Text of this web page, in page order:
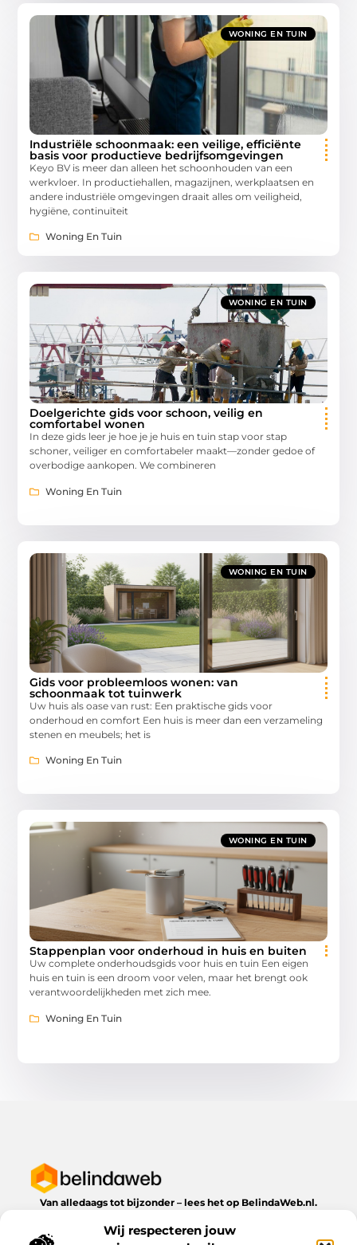
Wij respecteren jouw
WONING EN TUIN
Industriële schoonmaak: een veilige, efficiënte
basis voor productieve bedrijfsomgevingen
Keyo BV is meer dan alleen het schoonhouden van een
werkvloer. In productiehallen, magazijnen, werkplaatsen en
andere industriële omgevingen draait alles om veiligheid,
hygiëne, continuïteit
Woning En Tuin
WONING EN TUIN
Doelgerichte gids voor schoon, veilig en
comfortabel wonen
In deze gids leer je hoe je je huis en tuin stap voor stap
schoner, veiliger en comfortabeler maakt—zonder gedoe of
overbodige aankopen. We combineren
Woning En Tuin
WONING EN TUIN
Gids voor probleemloos wonen: van
schoonmaak tot tuinwerk
Uw huis als oase van rust: Een praktische gids voor
onderhoud en comfort Een huis is meer dan een verzameling
stenen en meubels; het is
Woning En Tuin
WONING EN TUIN
Stappenplan voor onderhoud in huis en buiten
Uw complete onderhoudsgids voor huis en tuin Een eigen
huis en tuin is een droom voor velen, maar het brengt ook
verantwoordelijkheden met zich mee.
Woning En Tuin
Van alledaags tot bijzonder – lees het op BelindaWeb.nl.
dagelijks leven te bieden heeft.